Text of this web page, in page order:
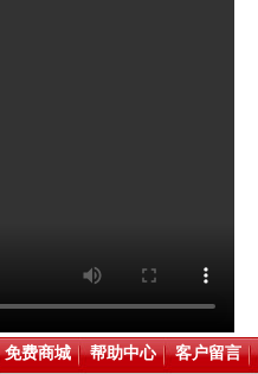
免费商城 帮助中心 客户留言